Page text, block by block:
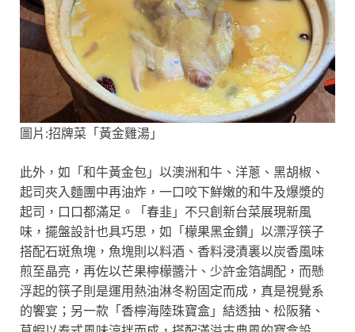
圖片:招牌菜「黃金雞湯」
此外，如「和牛黃金包」以澳洲和牛、洋蔥、黑胡椒、
起司夾入麵團中再油炸，一口咬下鮮嫩的和牛及爆漿的
起司，口口都滿足。「春韭」不只創新台菜展現新風
味，擺盤設計也具巧思，如「檬果黑金鑽」以漂浮筷子
搭配石斑魚塊，魚塊則以料酒、香料浸漬裏以炭香風味
煎至晶亮，再佐以芒果檸檬醬汁、少許金箔調配，而懸
浮起的筷子則是運用熱油淋冬粉固定而成，真是視覺系
的饗宴；另一款「香檸海陸珠寶盒」結透抽、松阪豬、